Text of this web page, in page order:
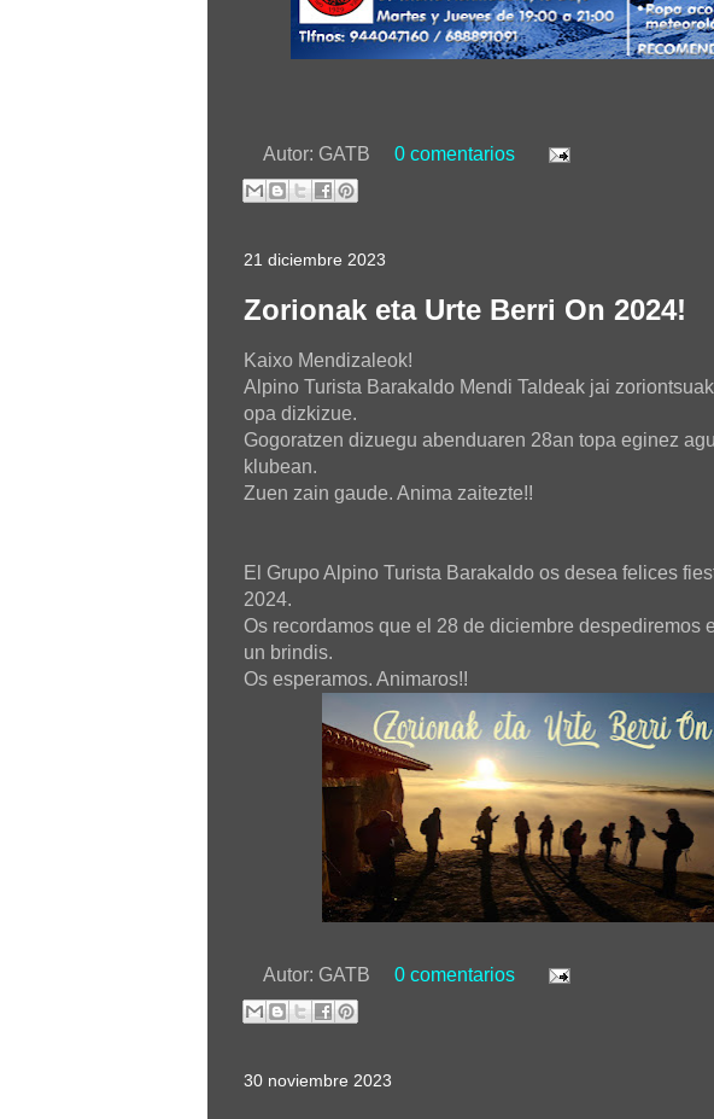
Autor: GATB 0 comentarios
21 diciembre 2023
Zorionak eta Urte Berri On 2024!
Kaixo Mendizaleok!
Alpino Turista Barakaldo Mendi Taldeak jai
opa dizkizue.
Gogoratzen dizuegu abenduaren 28an topa eginez
klubean.
Zuen zain gaude. Anima zaitezte!!
El Grupo Alpino Turista Barakaldo os desea felices
2024.
Os recordamos que el 28 de diciembre despediremos
un brindis.
Os esperamos. Animaros!!
Autor: GATB 0 comentarios
30 noviembre 2023